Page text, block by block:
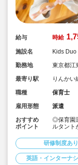
給与 時給
施設名
Kids
勤務地
東京都江
最寄り駅
りんかい
職種
保育士
雇用形態
派遣
おすすめ
ポイント
◎保育園
ルタント
可。
◎時給
◎インタ
せんか？
研修制度あり
英語・インターナ